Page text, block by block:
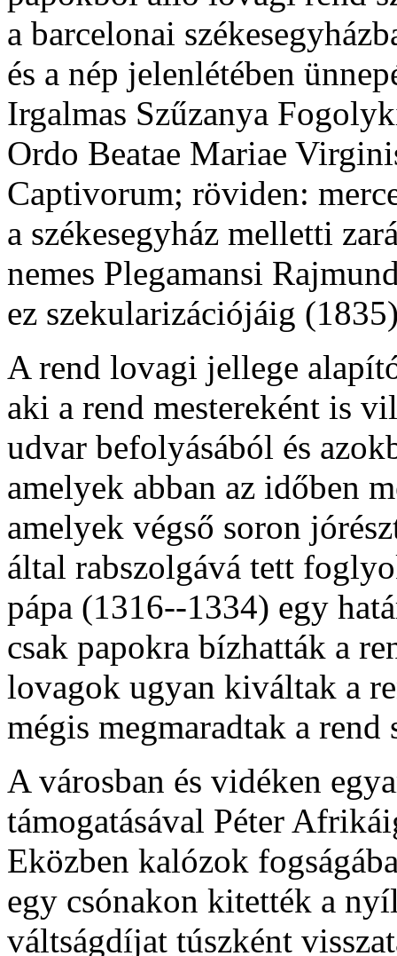
a barcelonai
és a nép jelenlétében
Irgalmas Szűzanya
Ordo Beatae Mariae
Captivorum; röviden:
a székesegyház melletti
nemes Plegamansi
ez szekularizációjáig
A rend lovagi jellege
aki a rend mestereként is
udvar befolyásából és
amelyek abban az időben
amelyek végső soron
által rabszolgává tett
pápa (1316--1334) egy
csak papokra bízhatták a
lovagok ugyan kiváltak a
mégis megmaradtak a rend
A városban és vidéken
támogatásával Péter
Eközben kalózok
egy csónakon kitették a
váltságdíjat túszként